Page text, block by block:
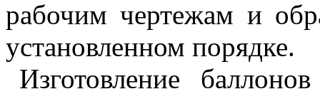
рабочим чертежам и
установленном порядке.
Изготовление